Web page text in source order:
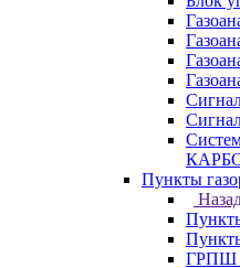
Пункты
ГРПШ